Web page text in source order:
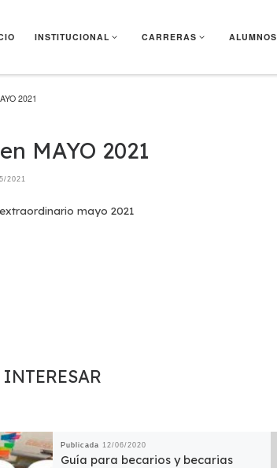
INSTITUCIONAL CARRERAS ALUMNOS
2021
MAYO 2021
2021
mayo 2021
Publicada 12/06/2020
Guía para becarios y becarias